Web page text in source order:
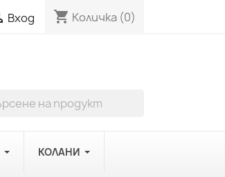
Вход shopping_cart Количка (0)
КОЛАНИ